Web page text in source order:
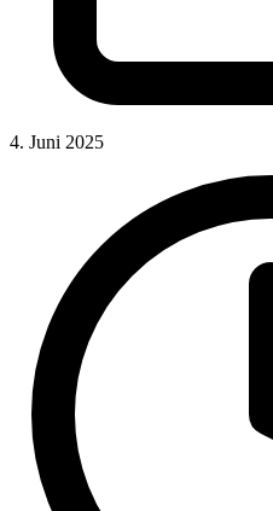
4. Juni 2025